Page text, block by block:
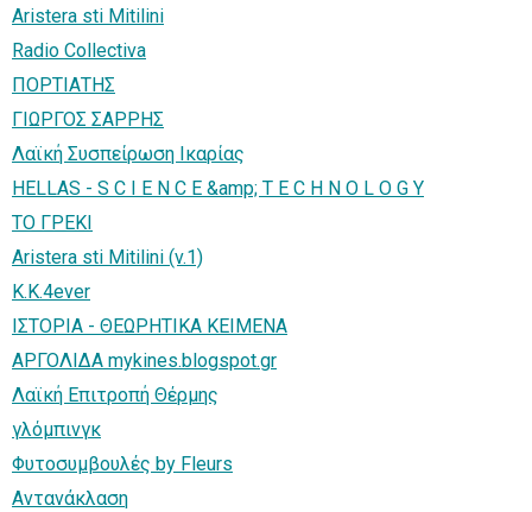
Aristera sti Mitilini
Radio Collectiva
ΠΟΡΤΙΑΤΗΣ
ΓΙΩΡΓΟΣ ΣΑΡΡΗΣ
Λαϊκή Συσπείρωση Ικαρίας
HELLAS - S C I E N C E &amp; T E C H N O L O G Y
ΤΟ ΓΡΕΚΙ
Aristera sti Mitilini (v.1)
K.K.4ever
ΙΣΤΟΡΙΑ - ΘΕΩΡΗΤΙΚΑ ΚΕΙΜΕΝΑ
ΑΡΓΟΛΙΔΑ mykines.blogspot.gr
Λαϊκή Επιτροπή Θέρμης
γλόμπινγκ
Φυτοσυμβουλές by Fleurs
Αντανάκλαση